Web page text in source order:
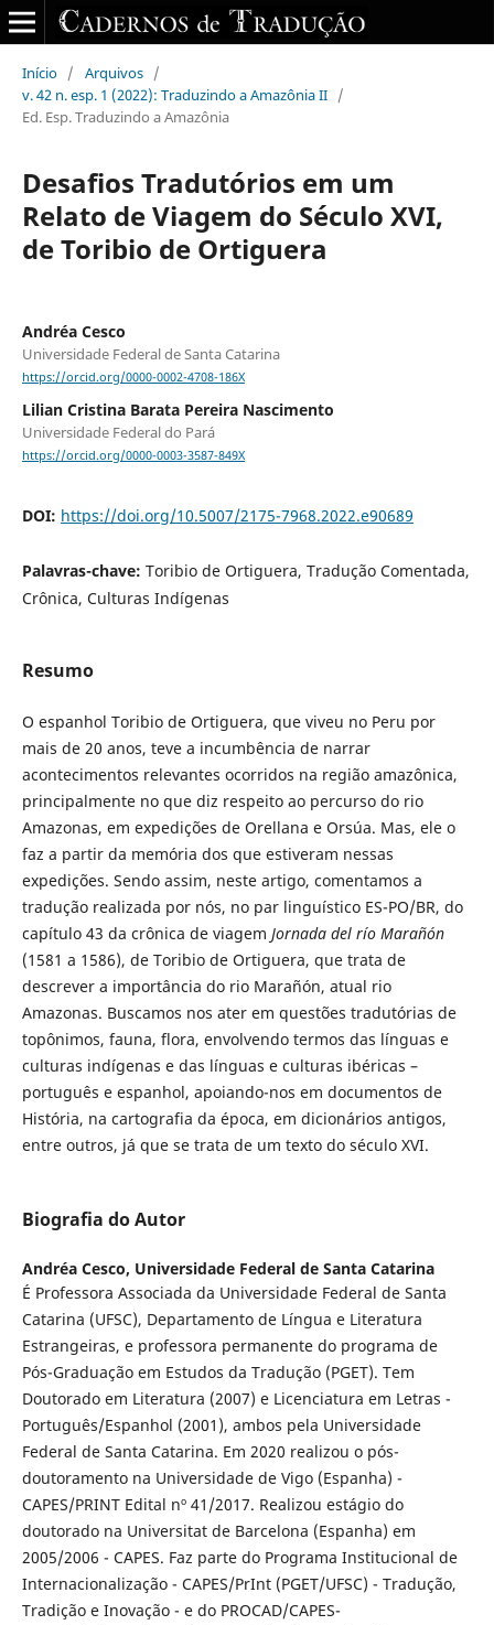
Início / Arquivos /
v. 42 n. esp. 1 (2022): Traduzindo a Amazônia II /
Ed. Esp. Traduzindo a Amazônia
Desafios Tradutórios em um
Relato de Viagem do Século XVI,
de Toribio de Ortiguera
Andréa Cesco
Universidade Federal de Santa Catarina
https://orcid.org/0000-0002-4708-186X
Lilian Cristina Barata Pereira Nascimento
Universidade Federal do Pará
https://orcid.org/0000-0003-3587-849X
DOI: https://doi.org/10.5007/2175-7968.2022.e90689
Palavras-chave: Toribio de Ortiguera, Tradução Comentada,
Crônica, Culturas Indígenas
Resumo
O espanhol Toribio de Ortiguera, que viveu no Peru por
mais de 20 anos, teve a incumbência de narrar
acontecimentos relevantes ocorridos na região amazônica,
principalmente no que diz respeito ao percurso do rio
Amazonas, em expedições de Orellana e Orsúa. Mas, ele o
faz a partir da memória dos que estiveram nessas
expedições. Sendo assim, neste artigo, comentamos a
tradução realizada por nós, no par linguístico ES-PO/BR, do
capítulo 43 da crônica de viagem Jornada del río Marañón
(1581 a 1586), de Toribio de Ortiguera, que trata de
descrever a importância do rio Marañón, atual rio
Amazonas. Buscamos nos ater em questões tradutórias de
topônimos, fauna, flora, envolvendo termos das línguas e
culturas indígenas e das línguas e culturas ibéricas –
português e espanhol, apoiando-nos em documentos de
História, na cartografia da época, em dicionários antigos,
entre outros, já que se trata de um texto do século XVI.
Biografia do Autor
Andréa Cesco, Universidade Federal de Santa Catarina
É Professora Associada da Universidade Federal de Santa
Catarina (UFSC), Departamento de Língua e Literatura
Estrangeiras, e professora permanente do programa de
Pós-Graduação em Estudos da Tradução (PGET). Tem
Doutorado em Literatura (2007) e Licenciatura em Letras -
Português/Espanhol (2001), ambos pela Universidade
Federal de Santa Catarina. Em 2020 realizou o pós-
doutoramento na Universidade de Vigo (Espanha) -
CAPES/PRINT Edital nº 41/2017. Realizou estágio do
doutorado na Universitat de Barcelona (Espanha) em
2005/2006 - CAPES. Faz parte do Programa Institucional de
Internacionalização - CAPES/PrInt (PGET/UFSC) - Tradução,
Tradição e Inovação - e do PROCAD/CAPES-